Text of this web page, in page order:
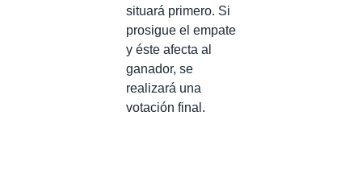
situará primero. Si
prosigue el empate
y éste afecta al
ganador, se
realizará una
votación final.